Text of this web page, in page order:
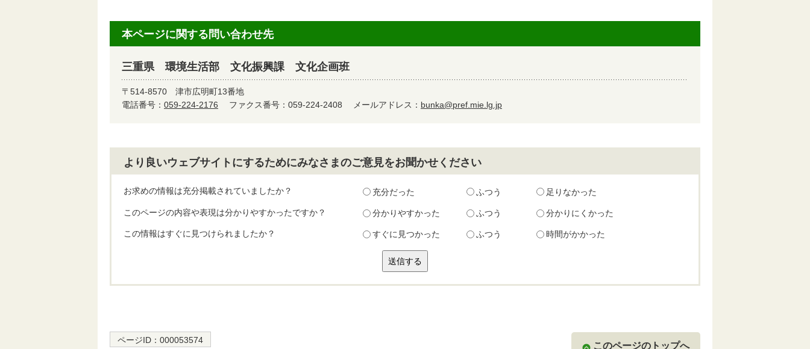
本ページに関する問い合わせ先
三重県 環境生活部 文化振興課 文化企画班
〒514-8570 津市広明町13番地
電話番号： 059-224-2176 ファクス番号：059-224-2408 メールアドレス： bunka@pref.mie.lg.jp
より良いウェブサイトにするためにみなさまのご意見をお聞かせください
お求めの情報は充分掲載されていましたか？ 充分だった ふつう 足りなかった
このページの内容や表現は分かりやすかったですか？ 分かりやすかった ふつう 分かりにくかった
この情報はすぐに見つけられましたか？ すぐに見つかった ふつう 時間がかかった
ページID： 000053574
このページのトップへ